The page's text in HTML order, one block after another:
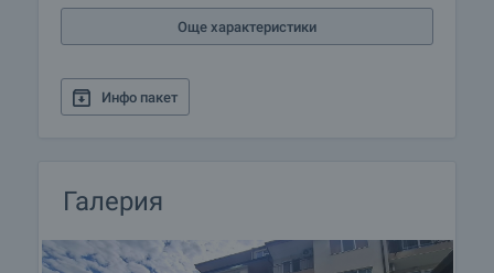
Още характеристики
Инфо пакет
Галерия